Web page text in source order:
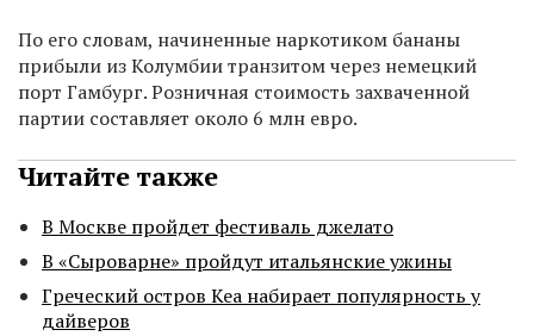
По его словам, начиненные наркотиком бананы
прибыли из Колумбии транзитом через немецкий
порт Гамбург. Розничная стоимость захваченной
партии составляет около 6 млн евро.
Читайте также
В Москве пройдет фестиваль джелато
В «Сыроварне» пройдут итальянские ужины
Греческий остров Кеа набирает популярность у
дайверов